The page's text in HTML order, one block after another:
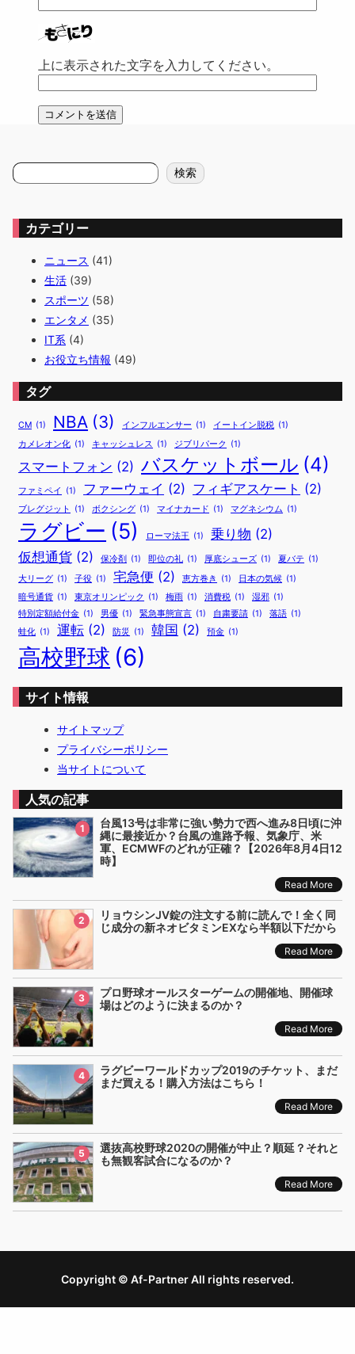
上に表示された文字を入力してください。
検
索
検索
カテゴリー
ニュース (41)
生活 (39)
スポーツ (58)
エンタメ (35)
IT系 (4)
お役立ち情報 (49)
タグ
CM (1) NBA (3) インフルエンサー (1) イートイン脱税 (1)
カメレオン化 (1) キャッシュレス (1) ジブリパーク (1)
スマートフォン (2) バスケットボール (4)
ファミペイ (1) ファーウェイ (2) フィギアスケート (2)
ブレグジット (1) ボクシング (1) マイナカード (1) マグネシウム (1)
ラグビー (5) ローマ法王 (1) 乗り物 (2)
仮想通貨 (2) 保冷剤 (1) 即位の礼 (1) 厚底シューズ (1) 夏バテ (1)
大リーグ (1) 子役 (1) 宅急便 (2) 恵方巻き (1) 日本の気候 (1)
暗号通貨 (1) 東京オリンピック (1) 梅雨 (1) 消費税 (1) 湿邪 (1)
特別定額給付金 (1) 男優 (1) 緊急事態宣言 (1) 自粛要請 (1) 落語 (1)
蛙化 (1) 運転 (2) 防災 (1) 韓国 (2) 預金 (1)
高校野球 (6)
サイト情報
サイトマップ
プライバシーポリシー
当サイトについて
人気の記事
1
台風13号は非常に強い勢力で西へ進み8日頃に沖
縄に最接近か？台風の進路予報、気象庁、米
軍、ECMWFのどれが正確？【2026年8月4日12
時】
Read More
2
リョウシンJV錠の注文する前に読んで！全く同
じ成分の新ネオビタミンEXなら半額以下だから
Read More
3
プロ野球オールスターゲームの開催地、開催球
場はどのように決まるのか？
Read More
4
ラグビーワールドカップ2019のチケット、まだ
まだ買える！購入方法はこちら！
Read More
5
選抜高校野球2020の開催が中止？順延？それと
も無観客試合になるのか？
Read More
Copyright © Af-Partner All rights reserved.